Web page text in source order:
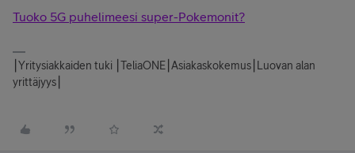
Tuoko 5G puhelimeesi super-Pokemonit?
⎮Yritysiakkaiden tuki ⎮TeliaONE⎮Asiakaskokemus⎮Luovan alan
yrittäjyys⎮